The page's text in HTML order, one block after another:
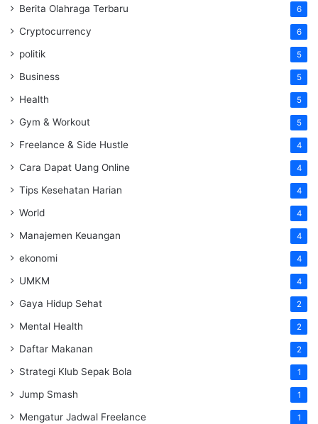
Berita Olahraga Terbaru 6
Cryptocurrency 6
politik 5
Business 5
Health 5
Gym & Workout 5
Freelance & Side Hustle 4
Cara Dapat Uang Online 4
Tips Kesehatan Harian 4
World 4
Manajemen Keuangan 4
ekonomi 4
UMKM 4
Gaya Hidup Sehat 2
Mental Health 2
Daftar Makanan 2
Strategi Klub Sepak Bola 1
Jump Smash 1
Mengatur Jadwal Freelance 1